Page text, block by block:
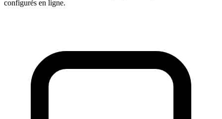
configurés en ligne.